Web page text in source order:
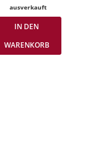
ausverkauft
IN DEN
WARENKORB